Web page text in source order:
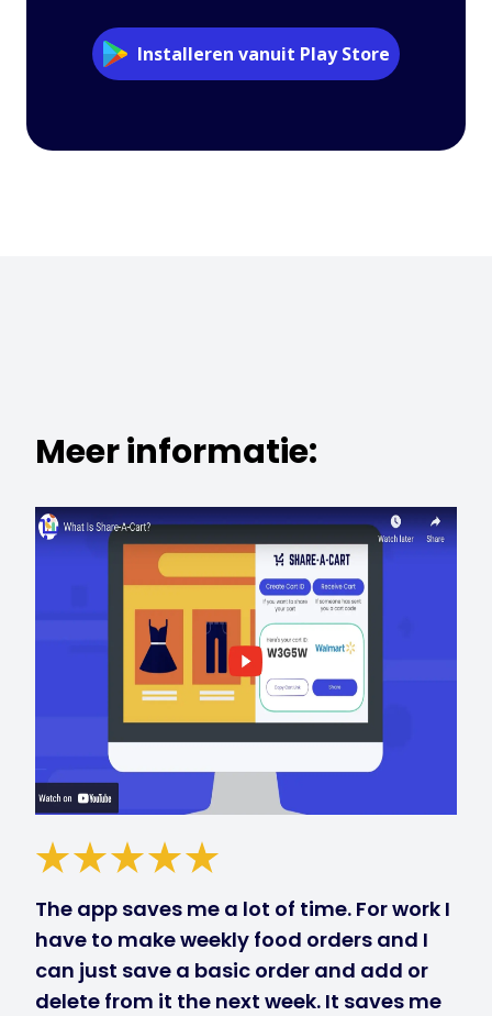
Installeren vanuit Play Store
Meer informatie:
The app saves me a lot of time. For work I
have to make weekly food orders and I
can just save a basic order and add or
delete from it the next week. It saves me